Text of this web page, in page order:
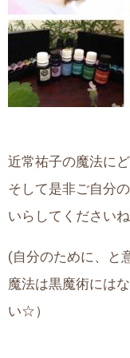
近常祐子の魔法に
そして是非ご自分
いらしてください
(自分のために、と
魔法は黒魔術には
い☆）